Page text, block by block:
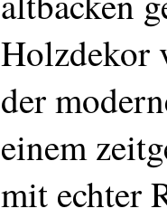
Holzdekor
der
einem
mit echter